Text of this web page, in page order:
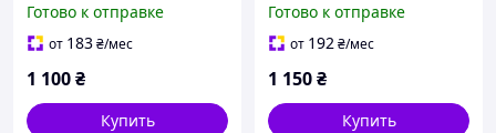
Жигули 1:12, Чорная
Готово к отправке
от 183₴/мес
1 100₴
Купить
1:12, Зеленая
Готово к отправке
от 192₴/мес
1 150₴
Купить